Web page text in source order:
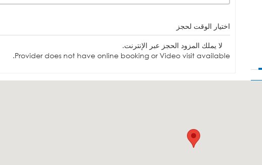
اختيار الوقت لحجز
لا يملك المزود الحجز عبر الإنترنت.
Provider does not have online booking or Video visit available.